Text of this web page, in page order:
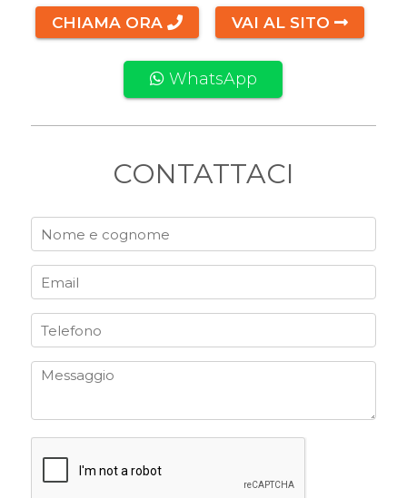
CHIAMA ORA VAI AL SITO
WhatsApp
CONTATTACI